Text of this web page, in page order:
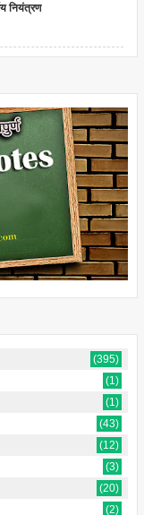
नियंत्रण
(395)
(1)
(1)
(43)
(12)
(3)
(20)
(2)